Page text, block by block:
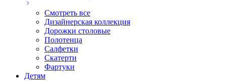
Смотреть все
Дизайнерская коллекция
Дорожки столовые
Полотенца
Салфетки
Скатерти
Фартуки
Детям